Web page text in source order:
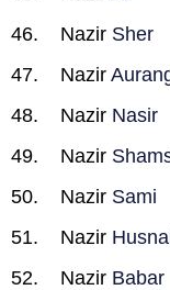
Nazir Sher
Nazir
Nazir Nasir
Nazir
Nazir Sami
Nazir
Nazir Babar